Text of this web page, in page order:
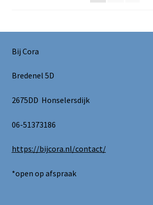
Bij Cora
Bredenel 5D
2675DD Honselersdijk
06-51373186
https://bijcora.nl/contact/
*open op afspraak